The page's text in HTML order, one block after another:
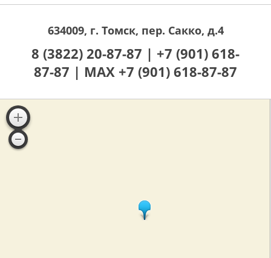
634009, г. Томск, пер. Сакко, д.4
8 (3822) 20-87-87 | +7 (901) 618-
87-87 | MAX +7 (901) 618-87-87